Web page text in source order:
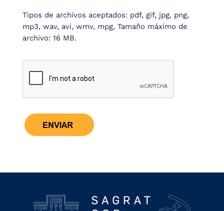
Tipos de archivos aceptados: pdf, gif, jpg, png,
mp3, wav, avi, wmv, mpg, Tamaño máximo de
archivo: 16 MB.